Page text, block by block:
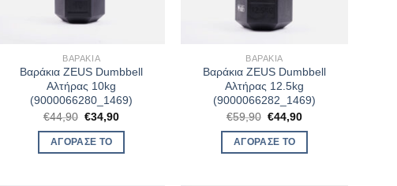
ΒΑΡΆΚΙΑ
Βαράκια ZEUS Dumbbell
Αλτήρας 10kg
(9000066280_1469)
€44,90 Original
was:
€44,90.
€34,90Η
ΑΓΌΡΑΣΈ ΤΟ
ΒΑΡΆΚΙΑ
Βαράκια ZEUS Dumbbell
Αλτήρας 12.5kg
(9000066282_1469)
€59,90 Original
was:
€59,90.
€44,90Η
ΑΓΌΡΑΣΈ ΤΟ